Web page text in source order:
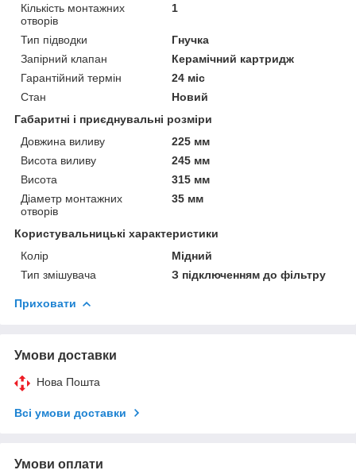
Кількість монтажних
отворів
1
Тип підводки
Гнучка
Запірний клапан
Керамічний картридж
Гарантійний термін
24 міс
Стан
Новий
Габаритні і приєднувальні розміри
Довжина виливу
225 мм
Висота виливу
245 мм
Висота
315 мм
Діаметр монтажних
отворів
35 мм
Користувальницькі характеристики
Колір
Мідний
Тип змішувача
З підключенням до фільтру
Приховати
Умови доставки
Нова Пошта
Всі умови доставки
Умови оплати